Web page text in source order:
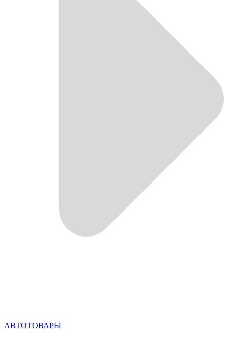
АВТОТОВАРЫ